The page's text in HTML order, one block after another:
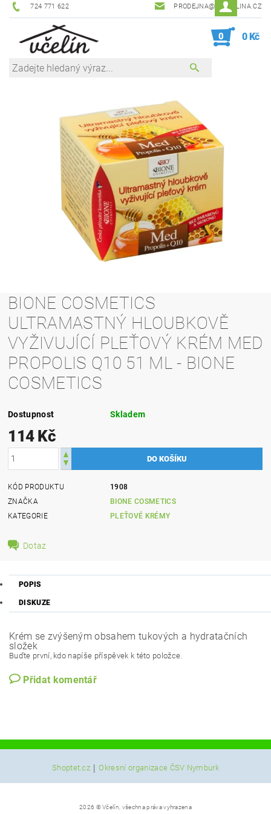
724 771 622 PRODEJNA@ZEVCELINA.CZ
0 0 Kč
BIONE COSMETICS
ULTRAMASTNÝ HLOUBKOVĚ
VYŽIVUJÍCÍ PLEŤOVÝ KRÉM MED
PROPOLIS Q10 51 ML - BIONE
COSMETICS
Dostupnost Skladem
114 Kč
KÓD PRODUKTU
1908
ZNAČKA
BIONE COSMETICS
KATEGORIE
PLEŤOVÉ KRÉMY
Dotaz
POPIS
DISKUZE
Krém se zvýšeným obsahem tukových a hydratačních
složek
Buďte první, kdo napíše příspěvek k této položce.
Přidat komentář
Shoptet.cz | Okresní organizace ČSV Nymburk
2026 © Včelín, všechna práva vyhrazena